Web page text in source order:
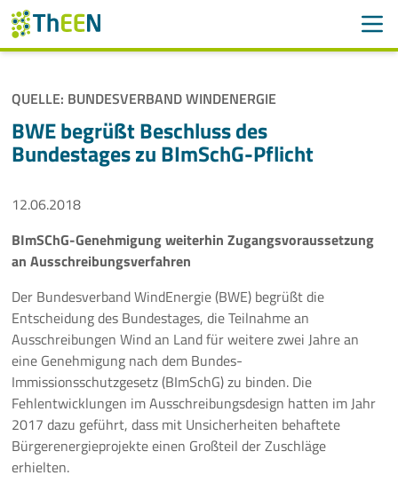
Navigation überspringen
ThEEN
Services
Mitglieder
Aktivitäten
Veranstaltungen
Aktuelles
Meldungen
Pressemeldungen
Branchenmeldungen
QUELLE: BUNDESVERBAND WINDENERGIE
BWE begrüßt Beschluss des
Bundestages zu BImSchG-Pflicht
12.06.2018
BImSChG-Genehmigung weiterhin Zugangsvoraussetzung
an Ausschreibungsverfahren
Der Bundesverband WindEnergie (BWE) begrüßt die
Entscheidung des Bundestages, die Teilnahme an
Ausschreibungen Wind an Land für weitere zwei Jahre an
eine Genehmigung nach dem Bundes-
Immissionsschutzgesetz (BImSchG) zu binden. Die
Fehlentwicklungen im Ausschreibungsdesign hatten im Jahr
2017 dazu geführt, dass mit Unsicherheiten behaftete
Bürgerenergieprojekte einen Großteil der Zuschläge
erhielten.